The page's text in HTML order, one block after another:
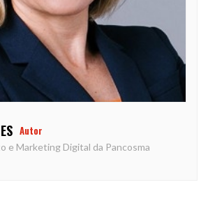
Autor
e Marketing Digital da Pancosma